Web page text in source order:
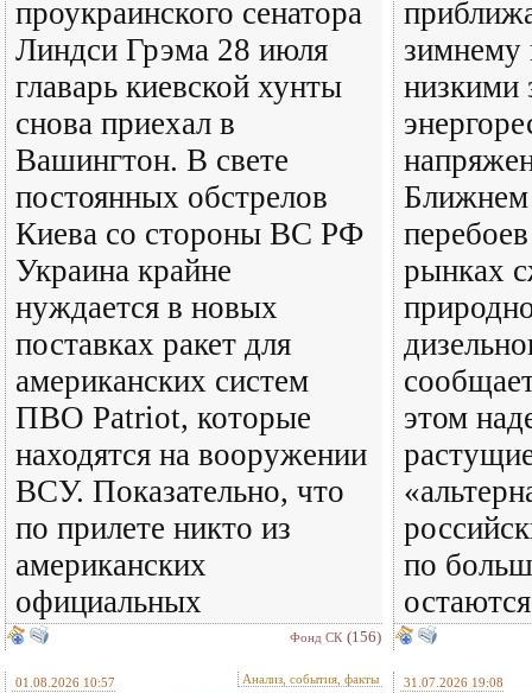
проукраинского сенатора
Линдси Грэма 28 июля
главарь киевской хунты
снова приехал в
Вашингтон. В свете
постоянных обстрелов
Киева со стороны ВС РФ
Украина крайне
нуждается в новых
поставках ракет для
американских систем
ПВО Patriot, которые
находятся на вооружении
ВСУ. Показательно, что
по прилете никто из
американских
официальных
Фонд СК (156)
зимнему
низкими
Ближнем
рынках
этом
по
01.08.2026 10:57 Анализ, события, факты 31.07.2026 19:08